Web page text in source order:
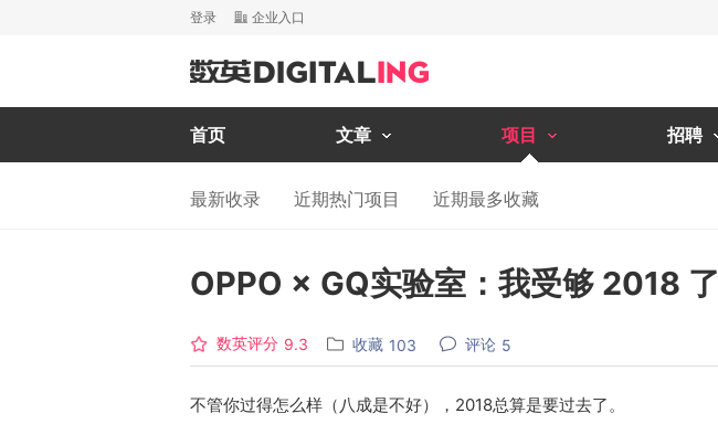
登录 企业入口
首页 文章 项目 招聘
最新收录 近期热门项目 近期最多收藏
OPPO × GQ实验室：我受够 2018 了
数英评分 9.3 收藏 103 评论 5
不管你过得怎么样（八成是不好），2018总算是要过去了。